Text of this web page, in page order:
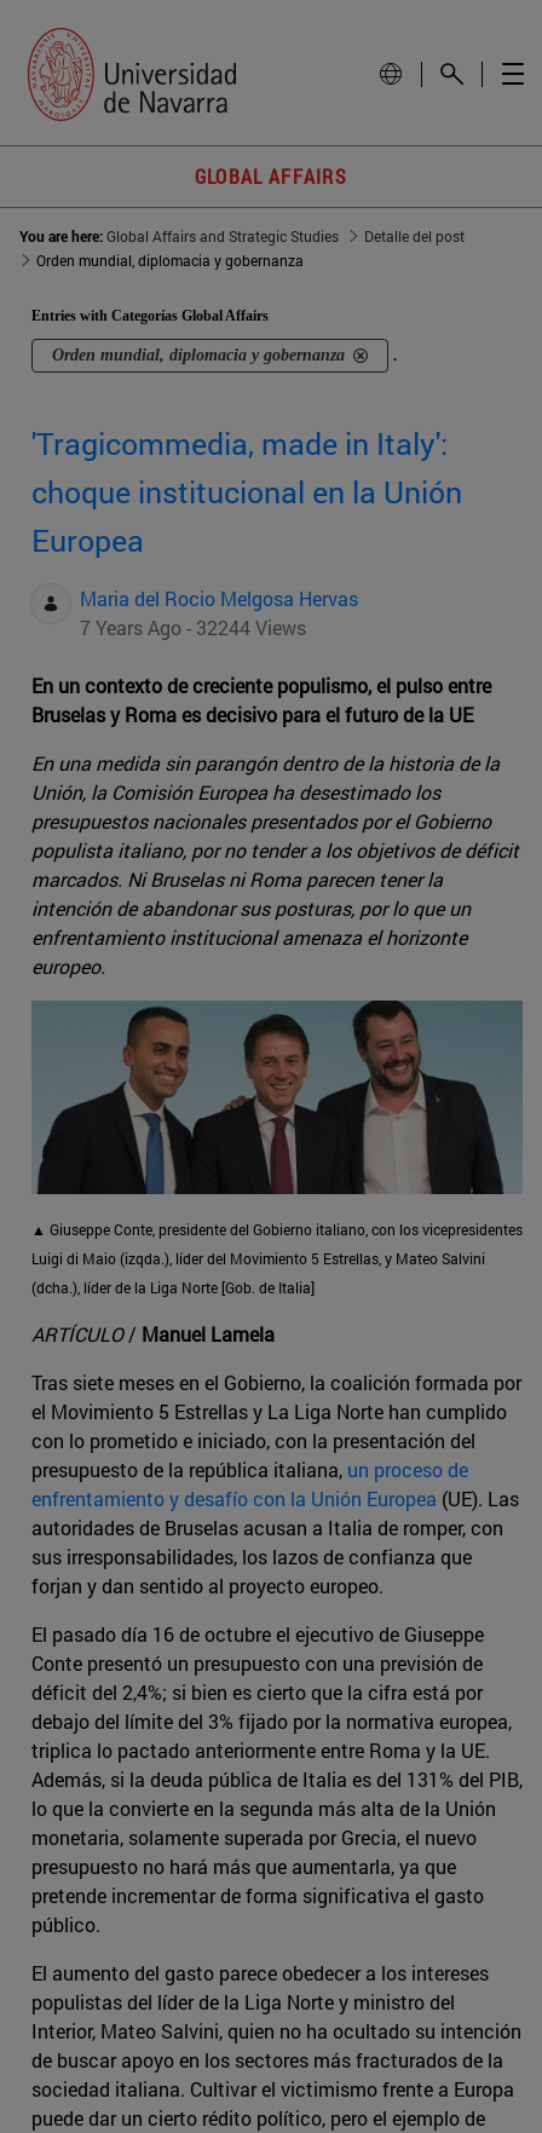
GLOBAL AFFAIRS
You are here:Global Affairs and Strategic Studies
Detalle del post
Orden mundial, diplomacia y gobernanza
Entries with Categorías Global Affairs
Orden mundial, diplomacia y gobernanza .
'Tragicommedia, made in Italy':
choque institucional en la Unión
Europea
Maria del Rocio Melgosa Hervas
7 Years Ago - 32244 Views
En un contexto de creciente populismo, el pulso entre
Bruselas y Roma es decisivo para el futuro de la UE
En una medida sin parangón dentro de la historia de la
Unión, la Comisión Europea ha desestimado los
presupuestos nacionales presentados por el Gobierno
populista italiano, por no tender a los objetivos de déficit
marcados. Ni Bruselas ni Roma parecen tener la
intención de abandonar sus posturas, por lo que un
enfrentamiento institucional amenaza el horizonte
europeo.
▲ Giuseppe Conte, presidente del Gobierno italiano, con los vicepresidentes
Luigi di Maio (izqda.), líder del Movimiento 5 Estrellas, y Mateo Salvini
(dcha.), líder de la Liga Norte [Gob. de Italia]
ARTÍCULO/ Manuel Lamela
Tras siete meses en el Gobierno, la coalición formada por
el Movimiento 5 Estrellas y La Liga Norte han cumplido
con lo prometido e iniciado, con la presentación del
presupuesto de la república italiana, un proceso de
enfrentamiento y desafío con la Unión Europea (UE). Las
autoridades de Bruselas acusan a Italia de romper, con
sus irresponsabilidades, los lazos de confianza que
forjan y dan sentido al proyecto europeo.
El pasado día 16 de octubre el ejecutivo de Giuseppe
Conte presentó un presupuesto con una previsión de
déficit del 2,4%; si bien es cierto que la cifra está por
debajo del límite del 3% fijado por la normativa europea,
triplica lo pactado anteriormente entre Roma y la UE.
Además, si la deuda pública de Italia es del 131% del PIB,
lo que la convierte en la segunda más alta de la Unión
monetaria, solamente superada por Grecia, el nuevo
presupuesto no hará más que aumentarla, ya que
pretende incrementar de forma significativa el gasto
público.
El aumento del gasto parece obedecer a los intereses
populistas del líder de la Liga Norte y ministro del
Interior, Mateo Salvini, quien no ha ocultado su intención
de buscar apoyo en los sectores más fracturados de la
sociedad italiana. Cultivar el victimismo frente a Europa
puede dar un cierto rédito político, pero el ejemplo de